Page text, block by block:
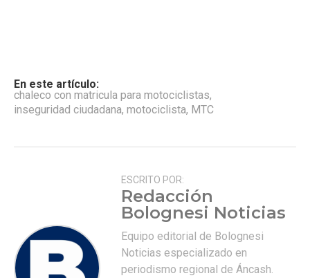
En este artículo:
chaleco con matricula para motociclistas,
inseguridad ciudadana, motociclista, MTC
ESCRITO POR:
Redacción
Bolognesi Noticias
Equipo editorial de Bolognesi
Noticias especializado en
periodismo regional de Áncash.